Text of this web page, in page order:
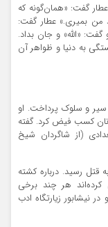
گفت: «همان‌گونه که
من بمیری.» عطار گفت:
«الله» و جان بداد.
به دنیا و ظواهر آن
سیر و سلوک پرداخت. او
کسب فیض کرد. گفته
(از شاگردان شیخ
به قتل رسید. درباره کشته
کرده‌اند هر چند برخی
نیشابور زیارتگاه ادب